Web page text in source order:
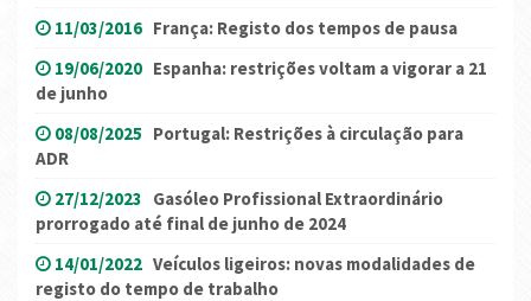
11/03/2016 França: Registo dos tempos de pausa
19/06/2020 Espanha: restrições voltam a vigorar a 21
de junho
08/08/2025 Portugal: Restrições à circulação para
ADR
27/12/2023 Gasóleo Profissional Extraordinário
prorrogado até final de junho de 2024
14/01/2022 Veículos ligeiros: novas modalidades de
registo do tempo de trabalho